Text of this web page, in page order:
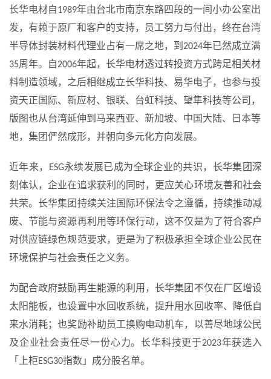
长华电材自1989年由台北市南京东路四段的一间小办公室出
发，有赖于原厂和客户的支持，员工努力与付出，终在台湾
半导体封装材料代理业占有一席之地，到2024年已然成立满
35周年。自2006年起，长华电材透过转投资方式跨足相关材
料制造领域，之后相继成立长华科技、易华电子，也参与投
资天正国际、新应材、银联、台虹科技、望隼科技等公司，
版图也从台湾延伸到马来西亚、新加坡、中国大陆、日本等
地，集团俨然成形，并朝向多元化方向发展。
近年来，ESG永续发展已成为全球企业的共识，长华集团深
刻体认，企业在追求获利的同时，更应关心环境友善和社会
共荣。长华集团持续关注国际环保法令之遵循，持续推动减
废、节能与资源再利用等环保行动，这不仅是为了符合客户
对供应链绿色规范要求，更是为了积极承担全球企业公民在
环境保护与社会责任之义务。
为配合政府鼓励再生能源的利用，长华集团不仅在厂区增设
太阳能板，也设置中水回收系统，提升用水回收率、降低自
来水消耗；也奖励补助员工换购电动机车，以善尽地球公民
及企业社会责任尽一份心力。长华科技更于2023年获选入
「上柜ESG30指数」成分股名单。